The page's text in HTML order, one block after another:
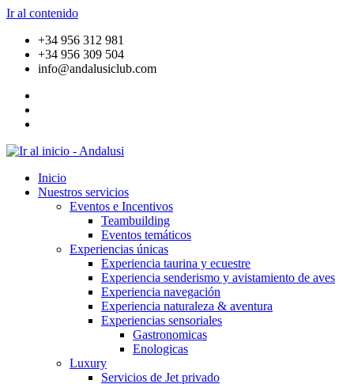
Ir al contenido
+34 956 312 981
+34 956 309 504
info@andalusiclub.com
Inicio
Nuestros servicios
Eventos e Incentivos
Teambuilding
Eventos temáticos
Experiencias únicas
Experiencia taurina y ecuestre
Experiencia senderismo y avistamiento de aves
Experiencia navegación
Experiencia naturaleza & aventura
Experiencias sensoriales
Gastronomicas
Enologicas
Luxury
Servicios de Jet privado